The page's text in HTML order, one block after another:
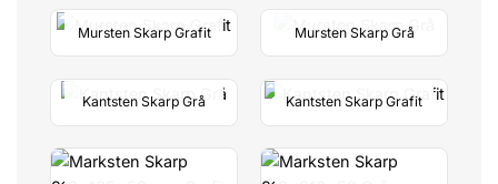
Mursten Skarp Grafit Mursten Skarp Grå
Kantsten Skarp Grå Kantsten Skarp Grafit